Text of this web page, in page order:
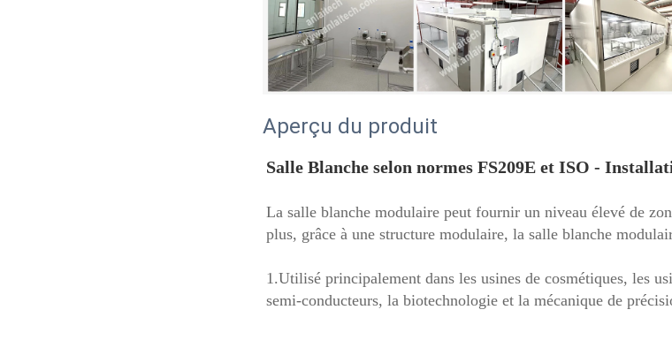
Aperçu du produit
Salle Blanche selon normes FS209E et ISO -
La salle blanche modulaire peut fournir un niveau élevé de
plus, grâce à une structure modulaire, la salle blanche
1.Utilisé principalement dans les usines de cosmétiques, les
semi-conducteurs, la biotechnologie et la mécanique de